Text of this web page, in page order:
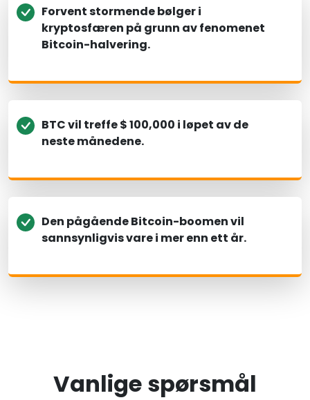
Forvent stormende bølger i
kryptosfæren på grunn av fenomenet
Bitcoin-halvering.
BTC vil treffe $ 100,000 i løpet av de
neste månedene.
Den pågående Bitcoin-boomen vil
sannsynligvis vare i mer enn ett år.
Vanlige spørsmål